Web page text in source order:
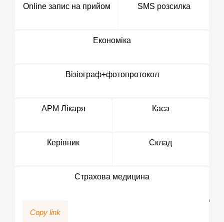
Online запис на прийом SMS розсилка
Економіка
Візіограф+фотопротокол
АРМ Лікаря Каса
Керівник Склад
Страхова медицина
Copy link